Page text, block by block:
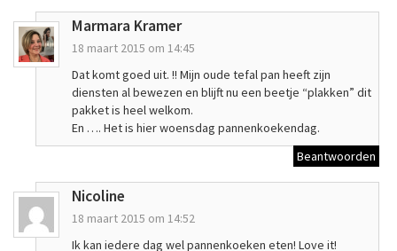
Marmara Kramer
18 maart 2015 om 14:45
Dat komt goed uit. !! Mijn oude tefal pan heeft zijn
diensten al bewezen en blijft nu een beetje “plakken” dit
pakket is heel welkom.
En …. Het is hier woensdag pannenkoekendag.
Beantwoorden
Nicoline
18 maart 2015 om 14:52
Ik kan iedere dag wel pannenkoeken eten! Love it!